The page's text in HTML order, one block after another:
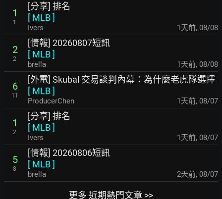
1
1
[分享] 排名
[ MLB]
Ivers 1天前, 08/08
2
2
[情報] 20260807短訊
[ MLB]
brella 1天前, 08/08
6
11
[外電] Skubal 交易談判內幕：為什麼老虎隊選擇
[ MLB]
ProducerChen 1天前, 08/07
1
2
[分享] 排名
[ MLB]
Ivers 1天前, 08/07
5
8
[情報] 20260806短訊
[ MLB]
brella 2天前, 08/07
更多 近期熱門文章 >>